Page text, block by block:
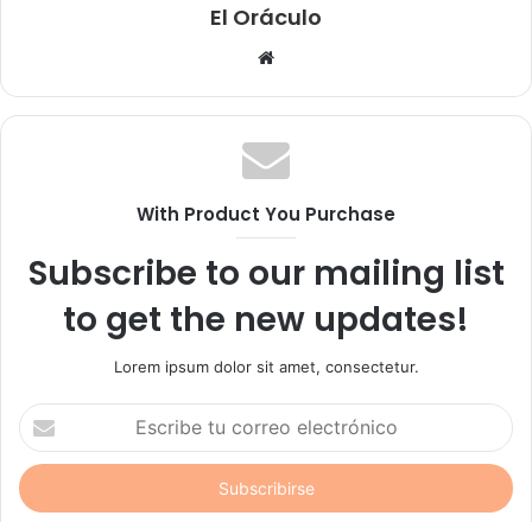
El Oráculo
Sitio
With Product You Purchase
Subscribe to our mailing list
to get the new updates!
Lorem ipsum dolor sit amet, consectetur.
Escribe
tu
correo
electrónico